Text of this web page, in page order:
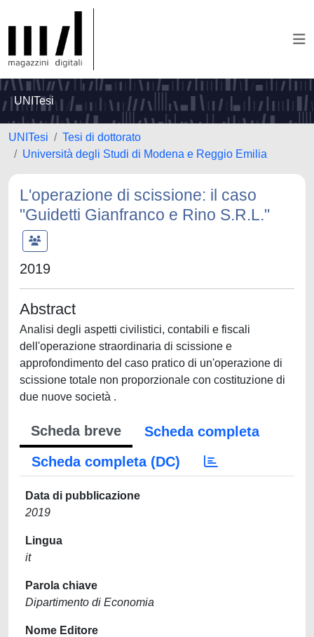
UNITesi
UNITesi
Tesi di dottorato
Università degli Studi di Modena e Reggio Emilia
L'operazione di scissione: il caso
"Guidetti Gianfranco e Rino S.R.L."
2019
Abstract
Analisi degli aspetti civilistici, contabili e fiscali
dell'operazione straordinaria di scissione e
approfondimento del caso pratico di un'operazione di
scissione totale non proporzionale con costituzione di
due nuove società .
Scheda breve
Scheda completa
Scheda completa (DC)
Data di pubblicazione
2019
Lingua
it
Parola chiave
Dipartimento di Economia
Nome Editore